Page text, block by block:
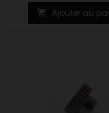
 Ajouter au